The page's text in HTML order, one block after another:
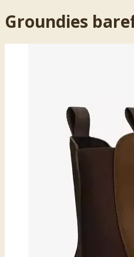
Groundies